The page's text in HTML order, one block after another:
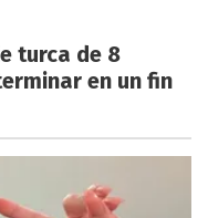
turca de 8
en un fin